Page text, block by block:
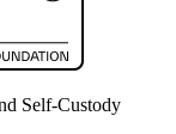
Self-Custody